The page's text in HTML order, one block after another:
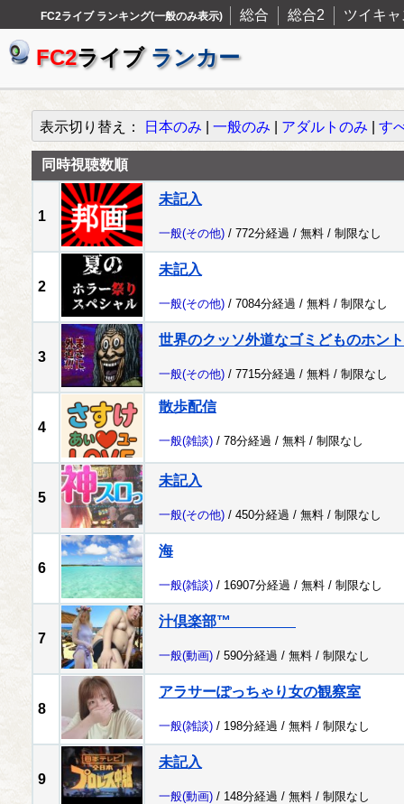
FC2ライブ ランキング(一般のみ表示) 総合 総合2 ツイキャ
FC2ライブ ランカー
表示切り替え： 日本のみ 一般のみ アダルトのみ す
同時視聴数順
1
未記入
一般(その他) / 772分経過 / 無料 / 制限なし
2
未記入
一般(その他) / 7084分経過 / 無料 / 制限なし
3
世界のクッソ外道なゴミどものホン
一般(その他) / 7715分経過 / 無料 / 制限なし
4
散歩配信
一般(雑談) / 78分経過 / 無料 / 制限なし
5
未記入
一般(その他) / 450分経過 / 無料 / 制限なし
6
海
一般(雑談) / 16907分経過 / 無料 / 制限なし
7
汁倶楽部™
一般(動画) / 590分経過 / 無料 / 制限なし
8
アラサーぽっちゃり女の観察室
一般(雑談) / 198分経過 / 無料 / 制限なし
9
未記入
一般(動画) / 148分経過 / 無料 / 制限なし